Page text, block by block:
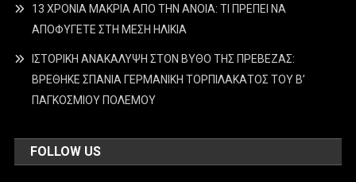
13 ΧΡΟΝΙΑ ΜΑΚΡΙΑ ΑΠΟ ΤΗΝ ΑΝΟΙΑ: ΤΙ ΠΡΕΠΕΙ ΝΑ
ΑΠΟΦΥΓΕΤΕ ΣΤΗ ΜΕΣΗ ΗΛΙΚΙΑ
ΙΣΤΟΡΙΚΗ ΑΝΑΚΑΛΥΨΗ ΣΤΟΝ ΒΥΘΟ ΤΗΣ ΠΡΕΒΕΖΑΣ:
ΒΡΕΘΗΚΕ ΣΠΑΝΙΑ ΓΕΡΜΑΝΙΚΗ ΤΟΡΠΙΛΑΚΑΤΟΣ ΤΟΥ Β’
ΠΑΓΚΟΣΜΙΟΥ ΠΟΛΕΜΟΥ
FOLLOW US